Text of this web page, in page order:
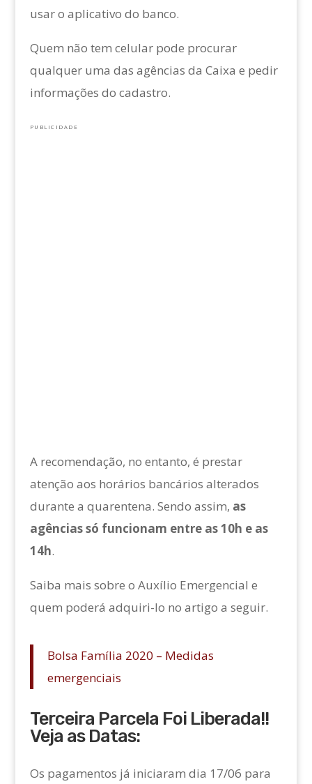
usar o aplicativo do banco.
Quem não tem celular pode procurar
qualquer uma das agências da Caixa e pedir
informações do cadastro.
PUBLICIDADE
A recomendação, no entanto, é prestar
atenção aos horários bancários alterados
durante a quarentena. Sendo assim, as
agências só funcionam entre as 10h e as
14h.
Saiba mais sobre o Auxílio Emergencial e
quem poderá adquiri-lo no artigo a seguir.
Bolsa Família 2020 – Medidas
emergenciais
Terceira Parcela Foi Liberada!!
Veja as Datas:
Os pagamentos já iniciaram dia 17/06 para